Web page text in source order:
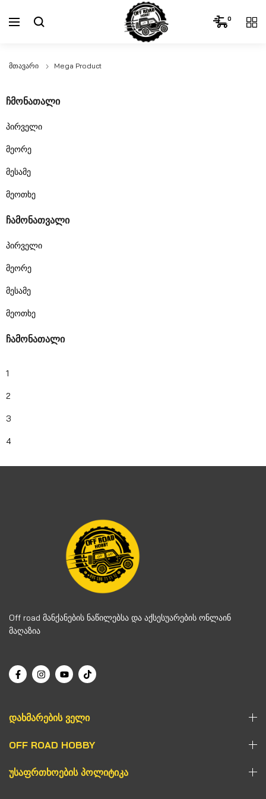
0
Მთავარი Mega Product
ჩმონათალი
პირველი
მეორე
მესამე
მეოთხე
ჩამონათვალი
პირველი
მეორე
მესამე
მეოთხე
ჩამონათალი
1
2
3
4
Off road მანქანების ნაწილებსა და აქსესუარების ონლაინ
მაღაზია
ᲓᲐᲮᲛᲐᲠᲔᲑᲘᲡ ᲕᲔᲚᲘ
OFF ROAD HOBBY
ᲣᲡᲐᲤᲠᲗᲮᲝᲔᲑᲘᲡ ᲞᲝᲚᲘᲢᲘᲙᲐ